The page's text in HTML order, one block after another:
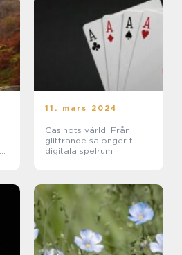
11. mars 2024
Casinots värld: Från
glittrande salonger till
digitala spelrum